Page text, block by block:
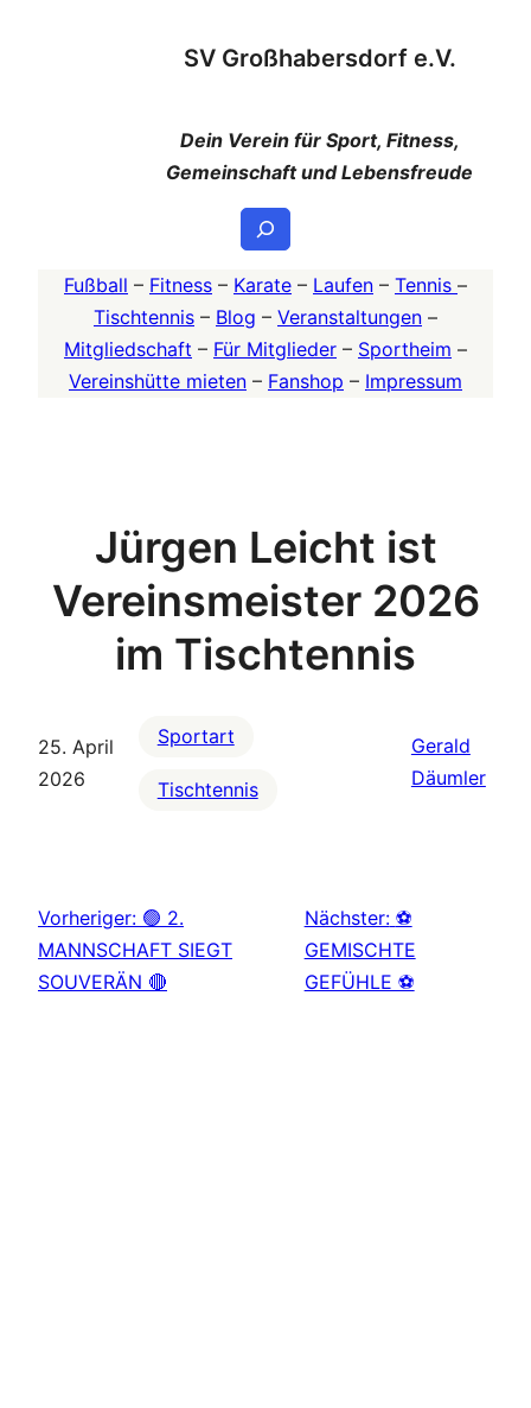
SV Großhabersdorf e.V.
Dein Verein für Sport, Fitness,
Gemeinschaft und Lebensfreude
Suchen
Fußball – Fitness – Karate – Laufen – Tennis –
Tischtennis – Blog – Veranstaltungen –
Mitgliedschaft – Für Mitglieder – Sportheim –
Vereinshütte mieten – Fanshop – Impressum
Jürgen Leicht ist
Vereinsmeister 2026
im Tischtennis
25. April
2026
Sportart
Tischtennis
Gerald
Däumler
Vorheriger: 🟢 2.
MANNSCHAFT SIEGT
SOUVERÄN 🔴
Nächster: ⚽
GEMISCHTE
GEFÜHLE ⚽